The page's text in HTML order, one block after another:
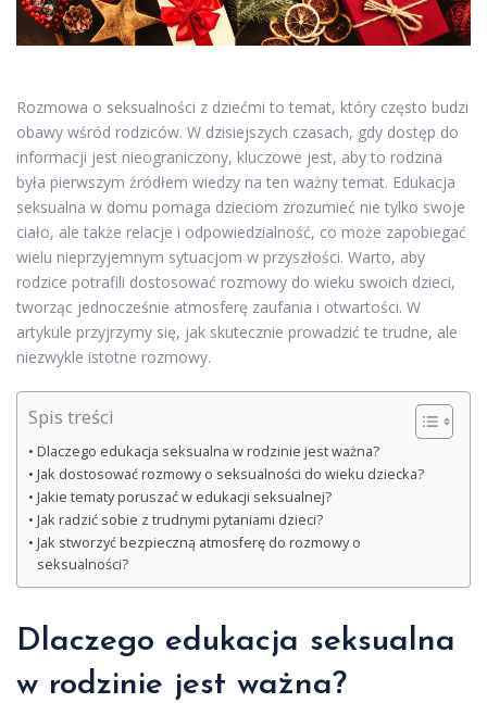
Rozmowa o seksualności z dziećmi to temat, który często budzi
obawy wśród rodziców. W dzisiejszych czasach, gdy dostęp do
informacji jest nieograniczony, kluczowe jest, aby to rodzina
była pierwszym źródłem wiedzy na ten ważny temat. Edukacja
seksualna w domu pomaga dzieciom zrozumieć nie tylko swoje
ciało, ale także relacje i odpowiedzialność, co może zapobiegać
wielu nieprzyjemnym sytuacjom w przyszłości. Warto, aby
rodzice potrafili dostosować rozmowy do wieku swoich dzieci,
tworząc jednocześnie atmosferę zaufania i otwartości. W
artykule przyjrzymy się, jak skutecznie prowadzić te trudne, ale
niezwykle istotne rozmowy.
Spis treści
Dlaczego edukacja seksualna w rodzinie jest ważna?
Jak dostosować rozmowy o seksualności do wieku dziecka?
Jakie tematy poruszać w edukacji seksualnej?
Jak radzić sobie z trudnymi pytaniami dzieci?
Jak stworzyć bezpieczną atmosferę do rozmowy o
seksualności?
Dlaczego edukacja seksualna
w rodzinie jest ważna?